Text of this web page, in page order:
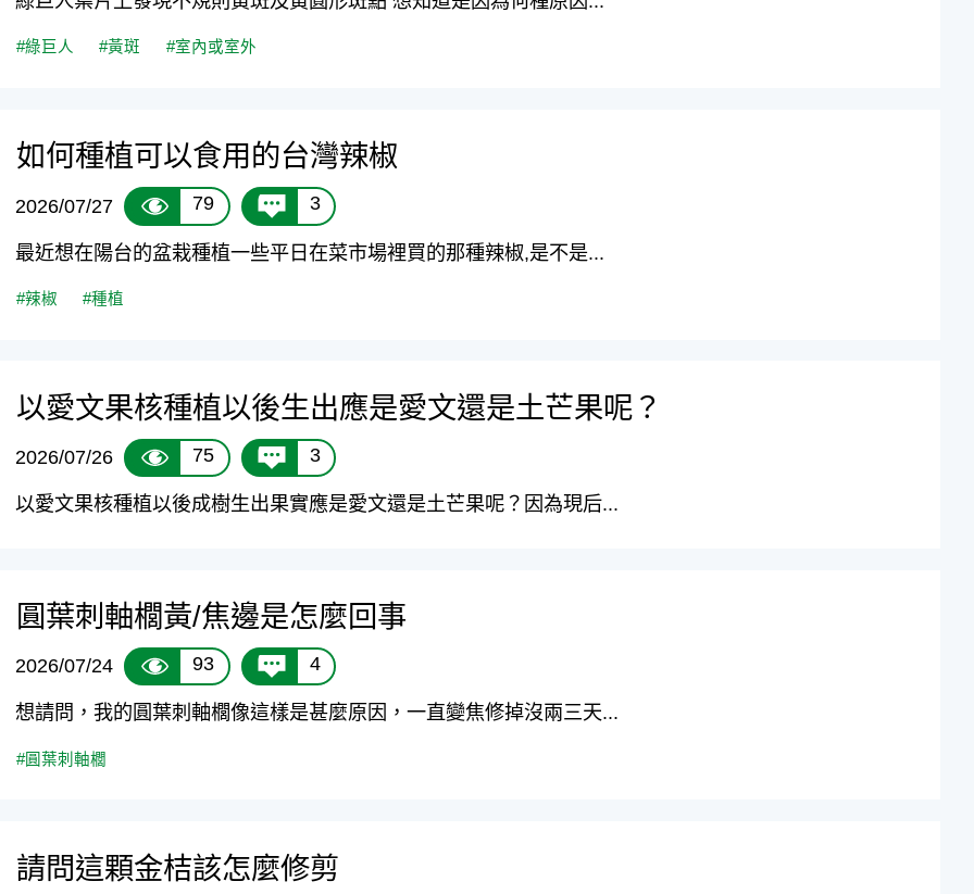
#綠巨人 #黃斑 #室內或室外
如何種植可以食用的台灣辣椒
2026/07/27 79 3
最近想在陽台的盆栽種植一些平日在菜市場裡買的那種辣椒,是不是...
#辣椒 #種植
以愛文果核種植以後生出應是愛文還是土芒果呢？
2026/07/26 75 3
以愛文果核種植以後成樹生出果實應是愛文還是土芒果呢？因為現后...
圓葉刺軸櫚黃/焦邊是怎麼回事
2026/07/24 93 4
想請問，我的圓葉刺軸櫚像這樣是甚麼原因，一直變焦修掉沒兩三天...
#圓葉刺軸櫚
請問這顆金桔該怎麼修剪